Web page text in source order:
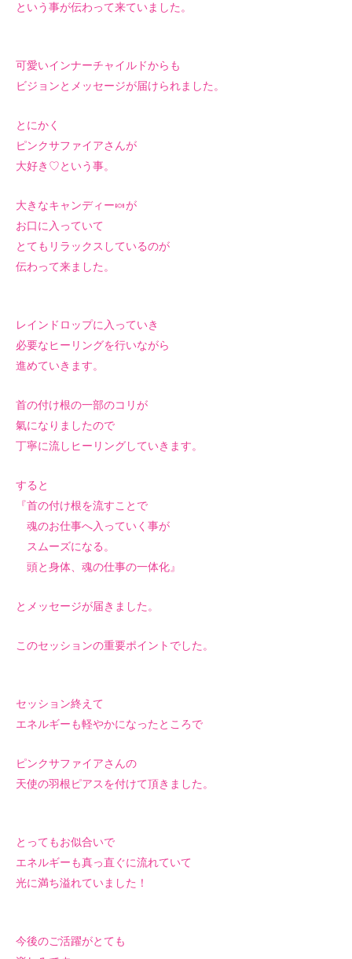
という事が伝わって来ていました。
可愛いインナーチャイルドからも
ビジョンとメッセージが届けられました。
とにかく
ピンクサファイアさんが
大好き♡という事。
大きなキャンディー🍬が
お口に入っていて
とてもリラックスしているのが
伝わって来ました。
レインドロップに入っていき
必要なヒーリングを行いながら
進めていきます。
首の付け根の一部のコリが
氣になりましたので
丁寧に流しヒーリングしていきます。
すると
『首の付け根を流すことで
魂のお仕事へ入っていく事が
スムーズになる。
頭と身体、魂の仕事の一体化』
とメッセージが届きました。
このセッションの重要ポイントでした。
セッション終えて
エネルギーも軽やかになったところで
ピンクサファイアさんの
天使の羽根ピアスを付けて頂きました。
とってもお似合いで
エネルギーも真っ直ぐに流れていて
光に満ち溢れていました！
今後のご活躍がとても